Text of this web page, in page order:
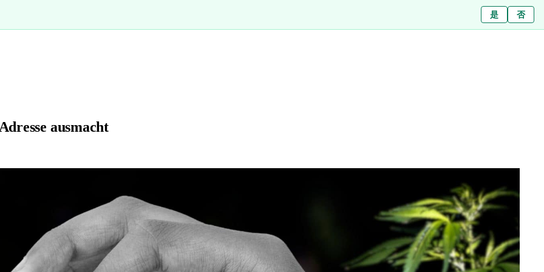
ไม่ใช่
是 否
FilialenÜber unsJournalPresseKontakt
ausmacht